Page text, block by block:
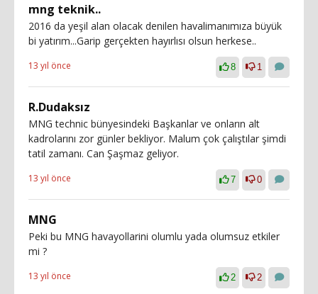
mng teknik..
2016 da yeşil alan olacak denilen havalimanımıza büyük
bi yatırım...Garip gerçekten hayırlısı olsun herkese..
13 yıl önce 8 1
R.Dudaksız
MNG technic bünyesindeki Başkanlar ve onların alt
kadrolarını zor günler bekliyor. Malum çok çalıştılar şimdi
tatil zamanı. Can Şaşmaz geliyor.
13 yıl önce 7 0
MNG
Peki bu MNG havayollarini olumlu yada olumsuz etkiler
mi ?
13 yıl önce 2 2